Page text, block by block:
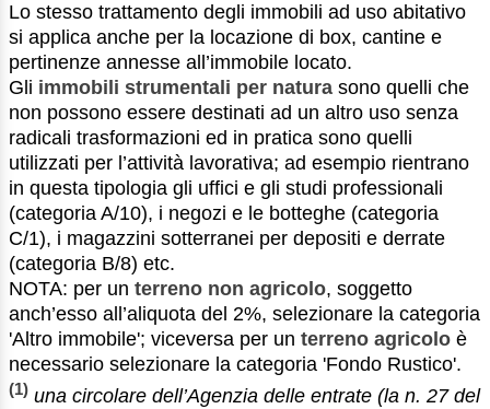
Lo stesso trattamento degli immobili ad uso abitativo
si applica anche per la locazione di box, cantine e
pertinenze annesse all’immobile locato.
Gli immobili strumentali per natura sono quelli che
non possono essere destinati ad un altro uso senza
radicali trasformazioni ed in pratica sono quelli
utilizzati per l’attività lavorativa; ad esempio rientrano
in questa tipologia gli uffici e gli studi professionali
(categoria A/10), i negozi e le botteghe (categoria
C/1), i magazzini sotterranei per depositi e derrate
(categoria B/8) etc.
NOTA: per un terreno non agricolo, soggetto
anch’esso all’aliquota del 2%, selezionare la categoria
'Altro immobile'; viceversa per un terreno agricolo è
necessario selezionare la categoria 'Fondo Rustico'.
(1) una circolare dell’Agenzia delle entrate (la n. 27 del